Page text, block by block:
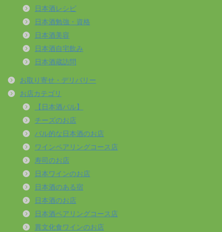
日本酒レシピ
日本酒勉強・資格
日本酒美容
日本酒自宅飲み
日本酒蔵訪問
お取り寄せ・デリバリー
お店カテゴリ
【日本酒バル】
チーズのお店
バル的な日本酒のお店
ワインペアリングコース店
寿司のお店
日本ワインのお店
日本酒のある宿
日本酒のお店
日本酒ペアリングコース店
異文化食ワインのお店